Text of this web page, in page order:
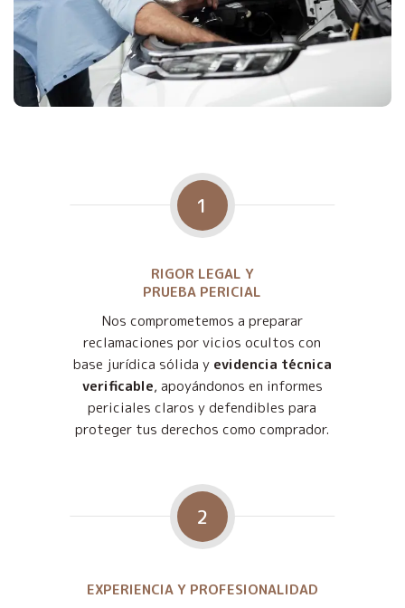
1
RIGOR LEGAL Y
PRUEBA PERICIAL
Nos comprometemos a preparar
reclamaciones por vicios ocultos con
base jurídica sólida y evidencia técnica
verificable, apoyándonos en informes
periciales claros y defendibles para
proteger tus derechos como comprador.
2
EXPERIENCIA Y PROFESIONALIDAD